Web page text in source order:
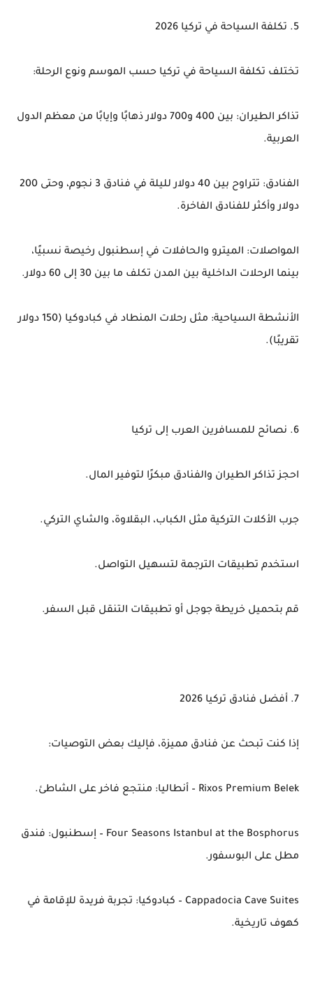
5. تكلفة السياحة في تركيا 2026
تختلف تكلفة السياحة في تركيا حسب الموسم ونوع الرحلة:
تذاكر الطيران: بين 400 و700 دولار ذهابًا وإيابًا من معظم الدول
العربية.
الفنادق: تتراوح بين 40 دولار لليلة في فنادق 3 نجوم، وحتى 200
دولار وأكثر للفنادق الفاخرة.
المواصلات: الميترو والحافلات في إسطنبول رخيصة نسبيًا،
بينما الرحلات الداخلية بين المدن تكلف ما بين 30 إلى 60 دولار.
الأنشطة السياحية: مثل رحلات المنطاد في كبادوكيا (150 دولار
تقريبًا).
6. نصائح للمسافرين العرب إلى تركيا
احجز تذاكر الطيران والفنادق مبكرًا لتوفير المال.
جرب الأكلات التركية مثل الكباب، البقلاوة، والشاي التركي.
استخدم تطبيقات الترجمة لتسهيل التواصل.
قم بتحميل خريطة جوجل أو تطبيقات التنقل قبل السفر.
7. أفضل فنادق تركيا 2026
إذا كنت تبحث عن فنادق مميزة، فإليك بعض التوصيات:
Rixos Premium Belek – أنطاليا: منتجع فاخر على الشاطئ.
Four Seasons Istanbul at the Bosphorus – إسطنبول: فندق
مطل على البوسفور.
Cappadocia Cave Suites – كبادوكيا: تجربة فريدة للإقامة في
كهوف تاريخية.